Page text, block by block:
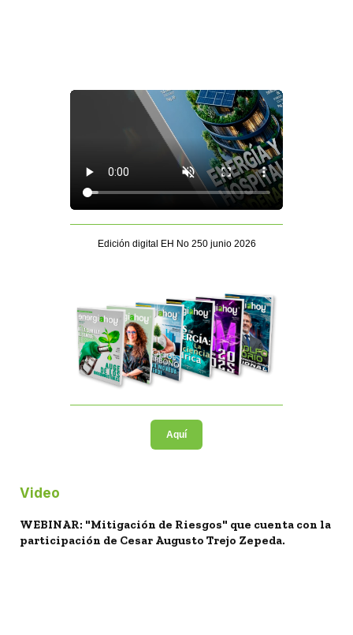
Edición digital EH No 250 junio 2026
Aquí
Video
WEBINAR: "Mitigación de Riesgos" que cuenta con la
participación de Cesar Augusto Trejo Zepeda.